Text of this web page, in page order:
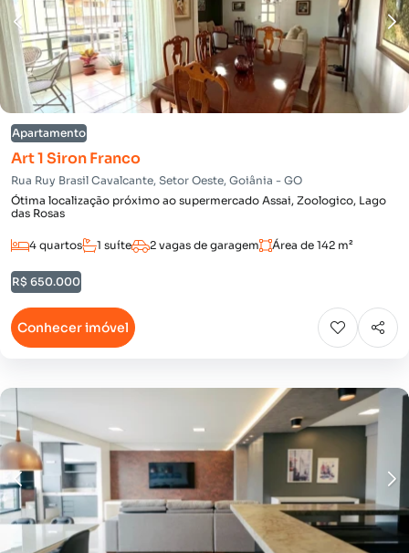
Apartamento
Art 1 Siron Franco
Rua Ruy Brasil Cavalcante, Setor Oeste, Goiânia - GO
Ótima localização próximo ao supermercado Assai, Zoologico, Lago
das Rosas
4 quartos 1 suíte 2 vagas de garagem Área de 142 m²
R$ 650.000
Conhecer imóvel